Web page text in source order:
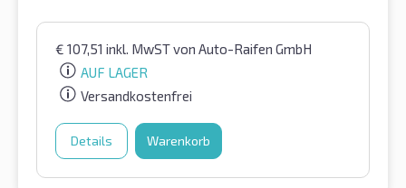
€ 107,51 inkl. MwSTvon Auto-Raifen GmbH
AUF LAGER
Versandkostenfrei
Details Warenkorb